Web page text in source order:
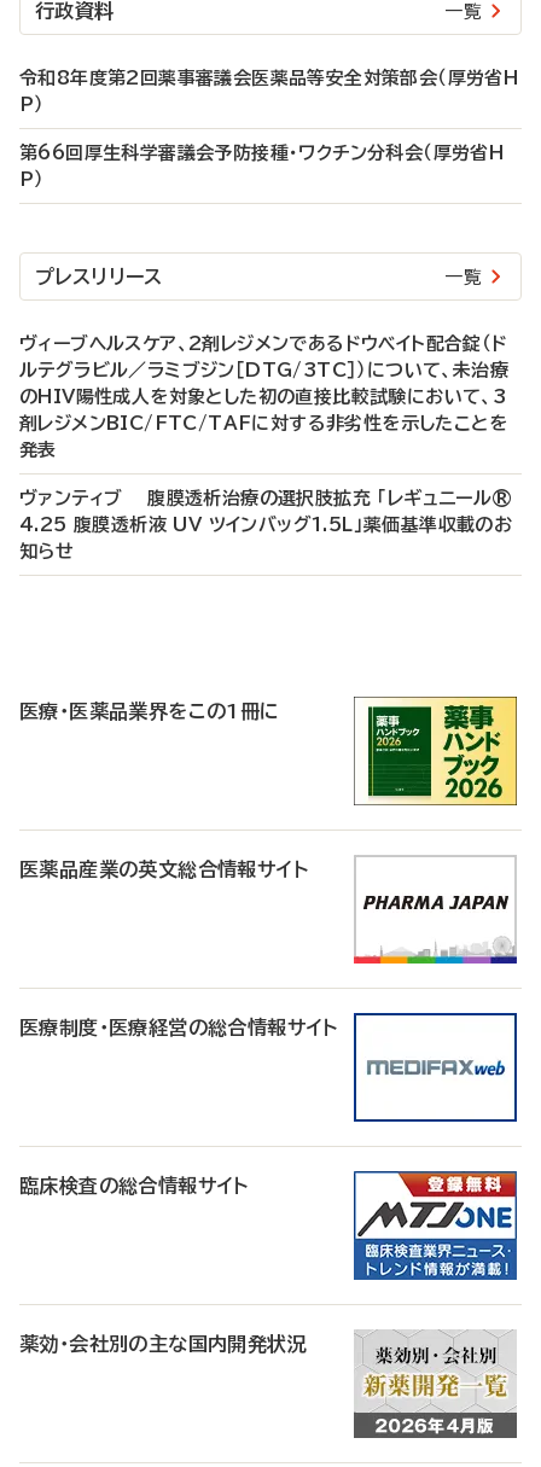
行政資料 一覧
令和8年度第2回薬事審議会医薬品等安全対策部会（厚労省H
P）
第66回厚生科学審議会予防接種・ワクチン分科会（厚労省H
P）
プレスリリース 一覧
ヴィーブヘルスケア、2剤レジメンであるドウベイト配合錠（ド
ルテグラビル／ラミブジン［DTG/3TC］）について、未治療
のHIV陽性成人を対象とした初の直接比較試験において、3
剤レジメンBIC/FTC/TAFに対する非劣性を示したことを
発表
ヴァンティブ 腹膜透析治療の選択肢拡充 「レギュニール®
4.25 腹膜透析液 UV ツインバッグ1.5L」薬価基準収載のお
知らせ
医療・医薬品業界をこの1冊に
医薬品産業の英文総合情報サイト
医療制度・医療経営の総合情報サイト
臨床検査の総合情報サイト
薬効・会社別の主な国内開発状況